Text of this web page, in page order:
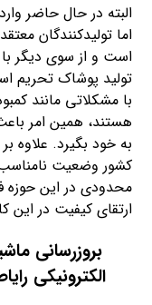
البته در حال حاضر
اما تولیدکنندگان
است و از سوی دیگر با
تولید پوشاک تحریم
با مشکلاتی مانند
هستند، همین امر
به خود بگیرد.
کشور وضعیت
محدودی در این حوزه
ارتقای کیفیت در این
بروزرسانی
الکترونیکی